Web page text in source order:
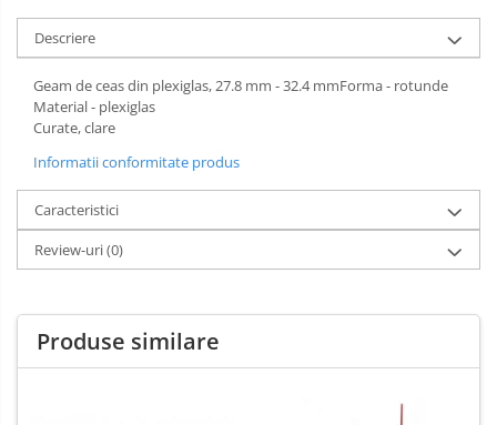
Descriere
Geam de ceas din plexiglas, 27.8 mm - 32.4 mmForma - rotunde
Material - plexiglas
Curate, clare
Informatii conformitate produs
Caracteristici
Review-uri(0)
Produse similare